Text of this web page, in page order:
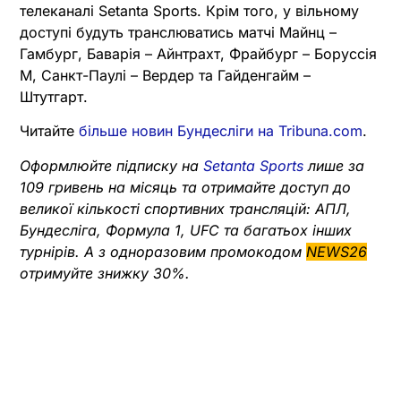
телеканалі Setanta Sports. Крім того, у вільному
доступі будуть транслюватись матчі Майнц –
Гамбург, Баварія – Айнтрахт, Фрайбург – Боруссія
М, Санкт-Паулі – Вердер та Гайденгайм –
Штутгарт.
Читайте більше новин Бундесліги на Tribuna.com.
Оформлюйте підписку на Setanta Sports лише за
109 гривень на місяць та отримайте доступ до
великої кількості спортивних трансляцій: АПЛ,
Бундесліга, Формула 1, UFC та багатьох інших
турнірів. А з одноразовим промокодом NEWS26
отримуйте знижку 30%.